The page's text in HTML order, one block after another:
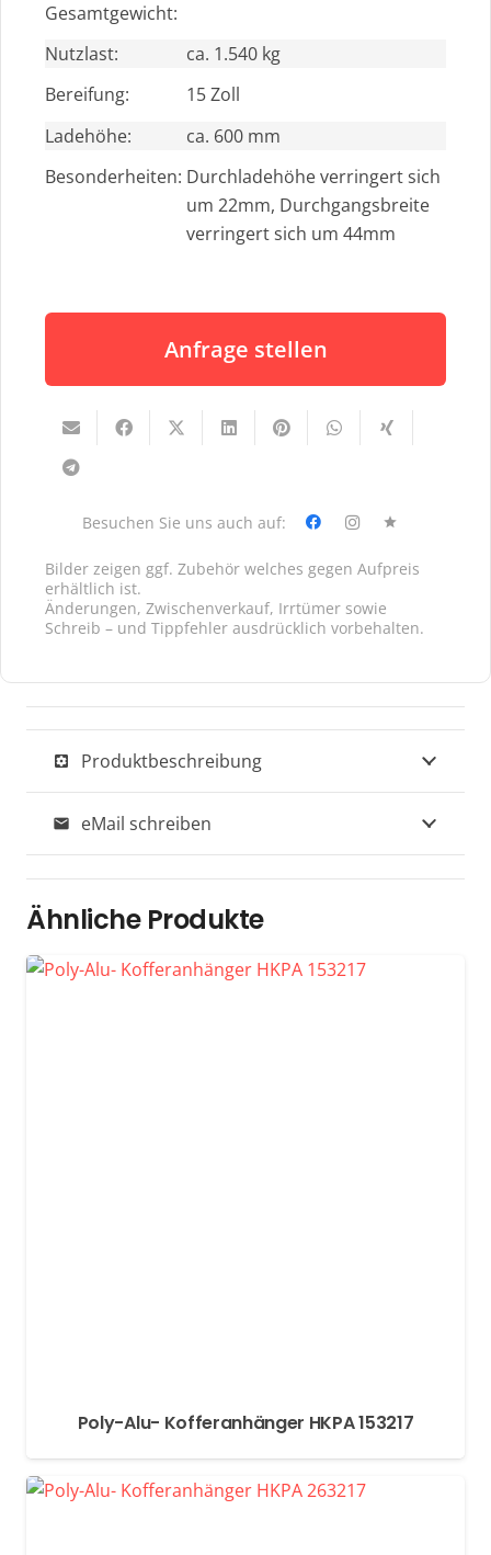
Gesamtgewicht:
Nutzlast:
ca. 1.540 kg
Bereifung:
15 Zoll
Ladehöhe:
ca. 600 mm
Besonderheiten: Durchladehöhe verringert sich
um 22mm, Durchgangsbreite
verringert sich um 44mm
Anfrage stellen
Besuchen Sie uns auch auf: star
Bilder zeigen ggf. Zubehör welches gegen Aufpreis
erhältlich ist.
Änderungen, Zwischenverkauf, Irrtümer sowie
Schreib – und Tippfehler ausdrücklich vorbehalten.
settings_applications Produktbeschreibung
mail eMail schreiben
Ähnliche Produkte
Poly-Alu- Kofferanhänger HKPA 153217